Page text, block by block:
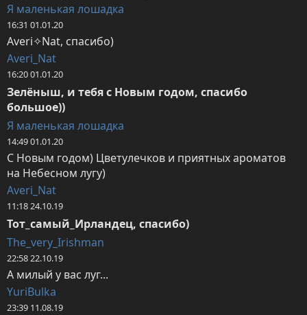
Я маленькая лошадка
16:31 01.01.20
Averi✧Nat, спасибо)
Averi_Nat
16:20 01.01.20
Зелёныш, и тебя с Новым годом, спасибо
большое))
Я маленькая лошадка
14:49 01.01.20
С Новым годом) Цветулечков и приятных ароматов
на Небесном лугу)
Averi_Nat
11:18 24.10.19
Тот_самый_Ирландец, спасибо)
The_very_Irishman
22:58 22.10.19
А милый у вас луг...
YuriBulka
23:39 11.08.19